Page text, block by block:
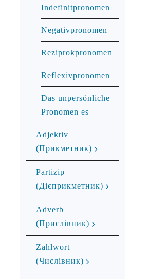
Indefinitpronomen
Negativpronomen
Reziprokpronomen
Reflexivpronomen
Das unpersönliche
Pronomen es
Adjektiv
(Прикметник)
Partizip
(Дієприкметник)
Adverb
(Прислівник)
Zahlwort
(Числівник)